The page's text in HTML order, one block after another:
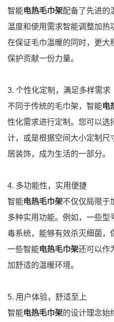
智能电热毛巾架配备了先进的
温度和使用需求智能调整加热
在保证毛巾温暖的同时，更大
保护贡献一份力量。
3. 个性化定制，满足多样需求
不同于传统的毛巾架，智能电
性化需求进行定制。您可以选
计，或是根据空间大小定制尺
居装饰，成为生活的一部分。
4. 多功能性，实用便捷
智能电热毛巾架不仅仅局限于
多种实用功能。例如，一些型
毒系统，能够有效杀灭细菌，
一些智能电热毛巾架还可以作
加舒适的温暖环境。
5. 用户体验，舒适至上
智能电热毛巾架的设计理念始